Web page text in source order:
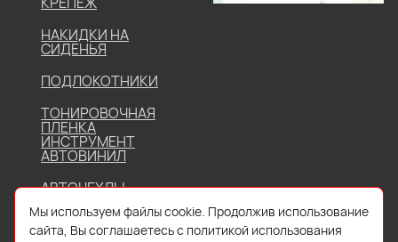
НАКИДКИ НА
СИДЕНЬЯ
ПОДЛОКОТНИКИ
ТОНИРОВОЧНАЯ
ПЛЕНКА
ИНСТРУМЕНТ
АВТОВИНИЛ
АВТОЧЕХЛЫ
Мы используем файлы cookie. Продолжив использование
сайта, Вы соглашаетесь с политикой использования